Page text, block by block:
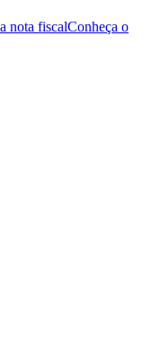
nota fiscalConheça o